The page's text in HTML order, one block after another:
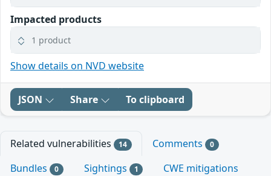
Impacted products
1 product
Show details on NVD website
JSON Share To clipboard
Related vulnerabilities 14 Comments 0
Bundles 0 Sightings 1
CWE mitigations